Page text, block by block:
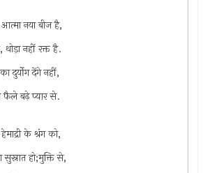
नया बीज है,
नहीं रक्त है.
देंगे नहीं,
फैले बढ़े प्यार से.
के श्रंग को,
हो;मुक्ति से,